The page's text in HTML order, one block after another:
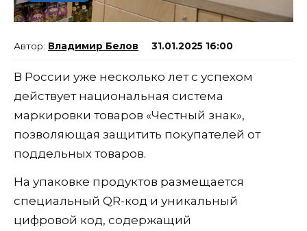
Владимир Белов 31.01.2025 16:00
В России уже несколько лет с успехом
действует национальная система
маркировки товаров «Честный знак»,
позволяющая защитить покупателей от
поддельных товаров.
На упаковке продуктов размещается
специальный QR-код и уникальный
цифровой код, содержащий